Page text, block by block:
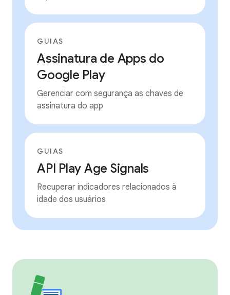
GUIAS
Assinatura de Apps do
Google Play
Gerenciar com segurança as chaves de
assinatura do app
GUIAS
API Play Age Signals
Recuperar indicadores relacionados à
idade dos usuários